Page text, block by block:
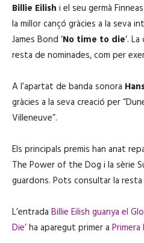
Billie Eilish i el seu germà
la millor cançó gràcies a la seva
James Bond ‘No time to die‘.
resta de nominades, com per
A l’apartat de banda sonora
gràcies a la seva creació per
Villeneuve”.
Els principals premis han anat
The Power of the Dog i la sèrie
guardons. Pots consultar la
L’entrada Billie Eilish guanya el
Die’ha aparegut primer a Primera